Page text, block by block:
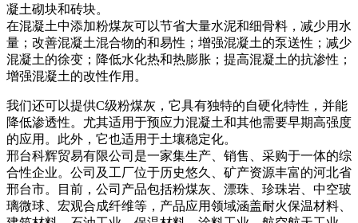
凝土砌块和砖块。
在混凝土中添加粉煤灰可以节省大量水泥和细骨料，减少用水
量；改善混凝土混合物的和易性；增强混凝土的泵送性；减少
混凝土的徐变；降低水化热和热膨胀；提高混凝土的抗渗性；
增强混凝土的改性作用。
我们还可以提供C级粉煤灰，它具有独特的自硬化特性，并能
降低渗透性。尤其适用于预应力混凝土和其他需要早期高强度
的应用。此外，它也适用于土壤稳定化。
邢台科辉贸易有限公司是一家集生产、销售、采购于一体的综
合性企业。公司及工厂位于历史悠久、矿产资源丰富的河北省
邢台市。目前，公司产品包括粉煤灰、漂珠、珍珠岩、中空玻
璃微球、宏观合成纤维等，产品应用领域涵盖耐火保温材料、